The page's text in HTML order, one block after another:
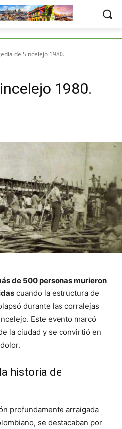
de Sincelejo 1980.
1980.
de 500 personas murieron
cuando la estructura de
durante las corralejas
Este evento marcó
la ciudad y se convirtió en
historia de
profundamente arraigada
se destacaban por